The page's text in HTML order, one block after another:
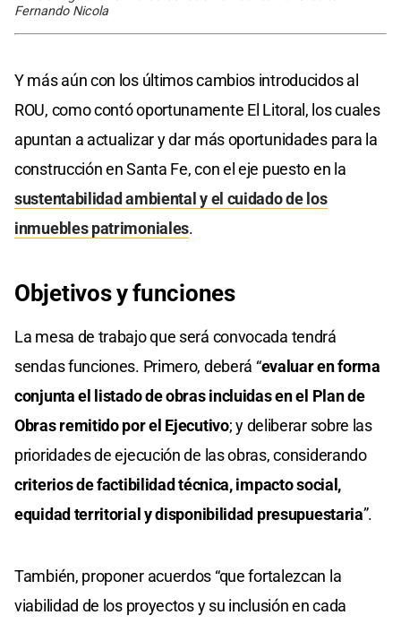
Fernando Nicola
Y más aún con los últimos cambios introducidos al
ROU, como contó oportunamente El Litoral, los cuales
apuntan a actualizar y dar más oportunidades para la
construcción en Santa Fe, con el eje puesto en la
sustentabilidad ambiental y el cuidado de los
inmuebles patrimoniales.
Objetivos y funciones
La mesa de trabajo que será convocada tendrá
sendas funciones. Primero, deberá “evaluar en forma
conjunta el listado de obras incluidas en el Plan de
Obras remitido por el Ejecutivo; y deliberar sobre las
prioridades de ejecución de las obras, considerando
criterios de factibilidad técnica, impacto social,
equidad territorial y disponibilidad presupuestaria”.
También, proponer acuerdos “que fortalezcan la
viabilidad de los proyectos y su inclusión en cada